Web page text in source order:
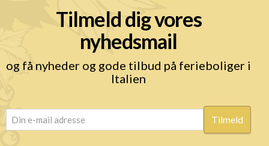
Tilmeld dig vores
nyhedsmail
og få nyheder og gode tilbud på ferieboliger i
Italien
(Påkrævet)